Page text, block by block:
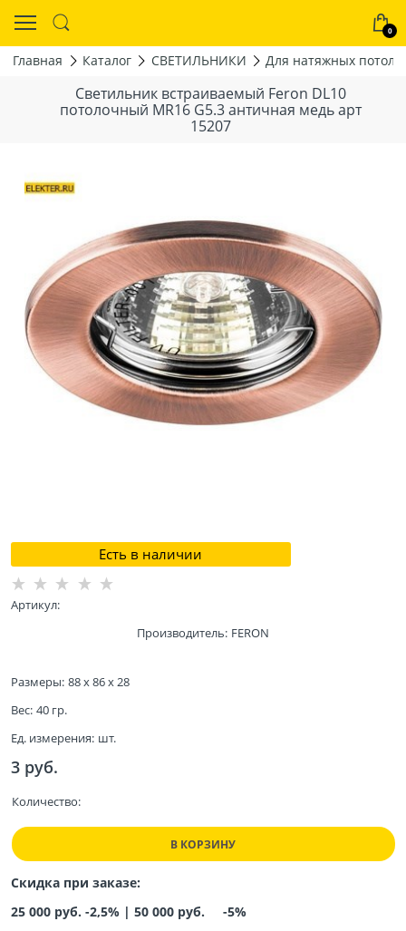
0
Главная Каталог СВЕТИЛЬНИКИ Для натяжных
Светильник встраиваемый Feron DL10
потолочный MR16 G5.3 античная медь арт
15207
Есть в наличии
Артикул:
Производитель: FERON
Размеры: 88 x 86 x 28
Вес: 40 гр.
Ед. измерения: шт.
3 руб.
Количество:
В КОРЗИНУ
Скидка при заказе:
25 000 руб. -2,5% | 50 000 руб. -5%